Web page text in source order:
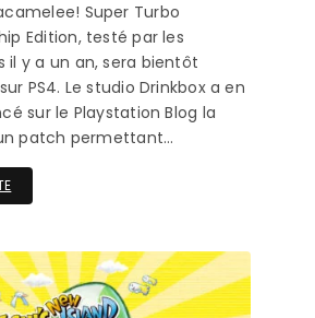
Super Turbo
Edition, testé par les
il y a un an, sera bientôt
PS4. Le studio Drinkbox a en
sur le Playstation Blog la
patch permettant…